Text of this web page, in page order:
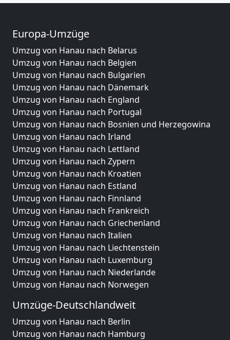
Europa-Umzüge
Umzug von Hanau nach Belarus
Umzug von Hanau nach Belgien
Umzug von Hanau nach Bulgarien
Umzug von Hanau nach Dänemark
Umzug von Hanau nach England
Umzug von Hanau nach Portugal
Umzug von Hanau nach Bosnien und Herzegowina
Umzug von Hanau nach Irland
Umzug von Hanau nach Lettland
Umzug von Hanau nach Zypern
Umzug von Hanau nach Kroatien
Umzug von Hanau nach Estland
Umzug von Hanau nach Finnland
Umzug von Hanau nach Frankreich
Umzug von Hanau nach Griechenland
Umzug von Hanau nach Italien
Umzug von Hanau nach Liechtenstein
Umzug von Hanau nach Luxemburg
Umzug von Hanau nach Niederlande
Umzug von Hanau nach Norwegen
Umzüge-Deutschlandweit
Umzug von Hanau nach Berlin
Umzug von Hanau nach Hamburg